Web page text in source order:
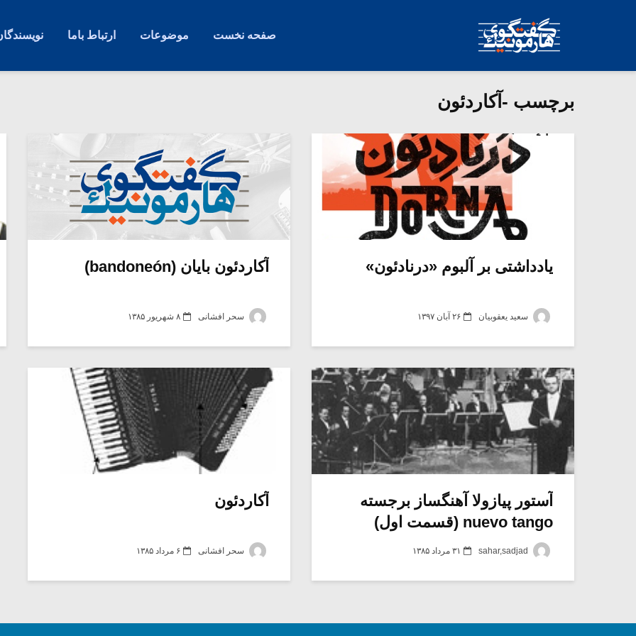
صفحه نخست موضوعات ارتباط باما
برچسب -آکاردئون
یادداشتی بر آلبوم «درنادئون»
سعید یعقوبیان ۲۶ آبان ۱۳۹۷
آکاردئون بایان (bandoneón)
سحر افشانی ۸ شهریور ۱۳۸۵
آستور پیازولا آهنگساز برجسته
nuevo tango (قسمت اول)
۳۱ مرداد ۱۳۸۵
آکاردئون
سحر افشانی ۶ مرداد ۱۳۸۵